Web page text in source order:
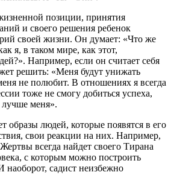
позиции, принятия
и своего решения ребенок
своей жизни. Он думает: «Что же
я, в таком мире, как этот,
Например, если он считает себя
решить: «Меня будут унижать
не полюбит. В отношениях я всегда
тоже не смогу добиться успеха,
лучше меня».
образы людей, которые появятся в его
свои реакции на них. Например,
всегда найдет своего Тирана
с которым можно построить
садист неизбежно